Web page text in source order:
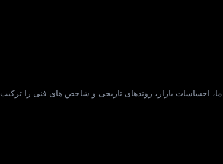
می‌خواهید بدانید که ZEST به کجا می‌ رود؟ صفحه پیش‌ بینی قیمت ZEST ما، احساسات بازار، روندهای تاریخی و شاخص‌ های فنی را ترکیب